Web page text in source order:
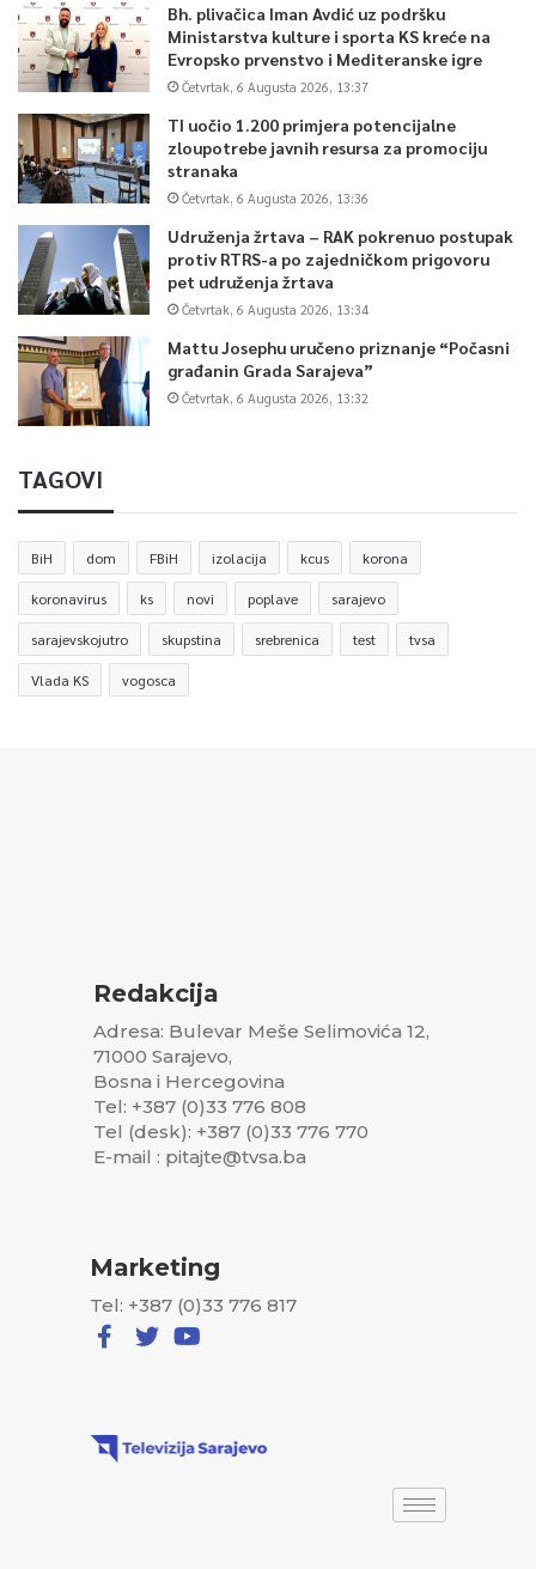
Bh. plivačica Iman Avdić uz podršku
Ministarstva kulture i sporta KS kreće na
Evropsko prvenstvo i Mediteranske igre
Četvrtak, 6 Augusta 2026, 13:37
TI uočio 1.200 primjera potencijalne
zloupotrebe javnih resursa za promociju
stranaka
Četvrtak, 6 Augusta 2026, 13:36
Udruženja žrtava – RAK pokrenuo postupak
protiv RTRS-a po zajedničkom prigovoru
pet udruženja žrtava
Četvrtak, 6 Augusta 2026, 13:34
Mattu Josephu uručeno priznanje “Počasni
građanin Grada Sarajeva”
Četvrtak, 6 Augusta 2026, 13:32
TAGOVI
BiH dom FBiH izolacija kcus korona
koronavirus ks novi poplave sarajevo
sarajevskojutro skupstina srebrenica test tvsa
Vlada KS vogosca
Redakcija
Adresa: Bulevar Meše Selimovića 12,
71000 Sarajevo,
Bosna i Hercegovina
Tel: +387 (0)33 776 808
Tel (desk): +387 (0)33 776 770
E-mail : pitajte@tvsa.ba
Marketing
Tel: +387 (0)33 776 817